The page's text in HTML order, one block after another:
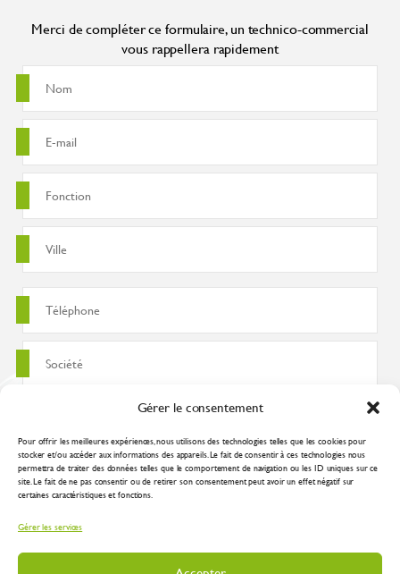
Gérer le consentement
Pour offrir les meilleures expériences, nous utilisons des technologies telles que les cookies pour
stocker et/ou accéder aux informations des appareils. Le fait de consentir à ces technologies nous
permettra de traiter des données telles que le comportement de navigation ou les ID uniques sur ce
site. Le fait de ne pas consentir ou de retirer son consentement peut avoir un effet négatif sur
certaines caractéristiques et fonctions.
Gérer les services
Merci de compléter ce formulaire, un technico-commercial
vous rappellera rapidement
J'accepte que ces données soient utilisées pour traiter ma demande